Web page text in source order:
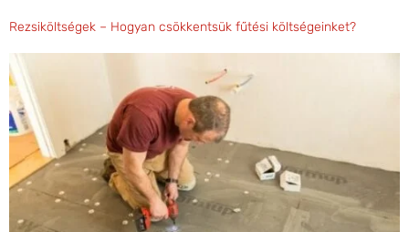
Rezsiköltségek – Hogyan csökkentsük fűtési költségeinket?